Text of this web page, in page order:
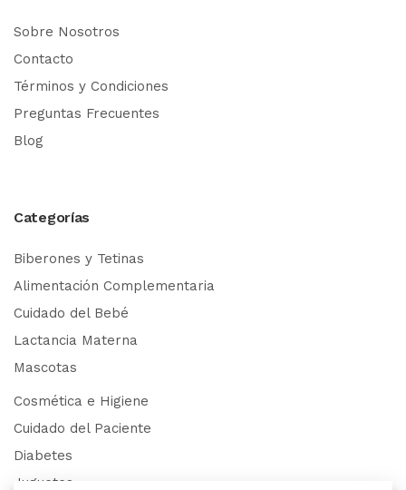
Sobre Nosotros
Contacto
Términos y Condiciones
Preguntas Frecuentes
Blog
Categorías
Biberones y Tetinas
Alimentación Complementaria
Cuidado del Bebé
Lactancia Materna
Mascotas
Cosmética e Higiene
Cuidado del Paciente
Diabetes
Juguetes